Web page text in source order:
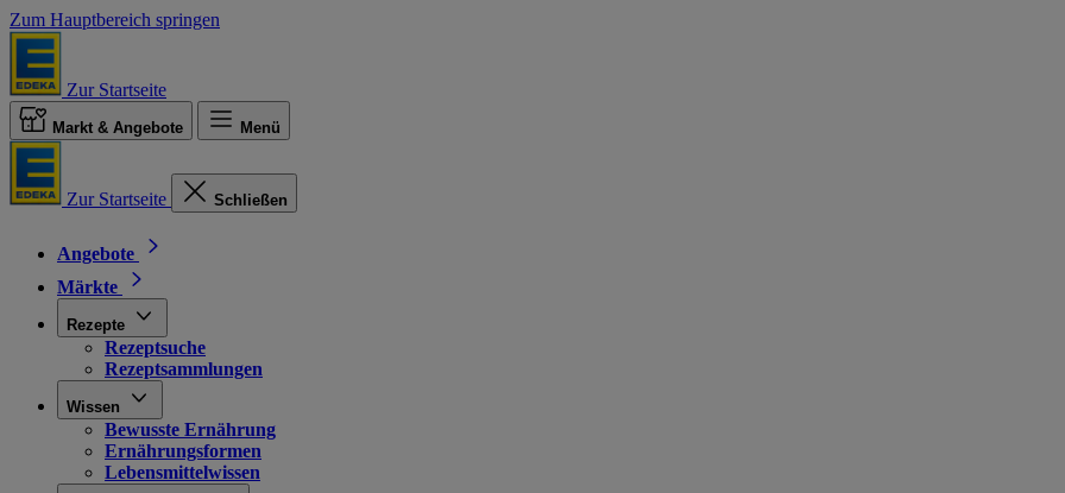
Zum Hauptbereich springen
Zur Startseite
Markt & Angebote Menü
Zur Startseite Schließen
Angebote
Märkte
Rezepte
Rezeptsuche
Rezeptsammlungen
Wissen
Bewusste Ernährung
Ernährungsformen
Lebensmittelwissen